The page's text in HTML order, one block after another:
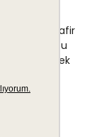
tüketen
çıkar. Misafir
geniş su
gerek
Sabah
ısıtma